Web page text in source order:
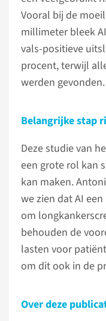
Vooral bij de
millimeter bleek
vals-positieve
procent, terwijl
werden gevonden.
Belangrijke stap
Deze studie van
een grote rol kan
kan maken.
we zien dat AI
om
behouden de
lasten voor
om dit ook in de
Over deze